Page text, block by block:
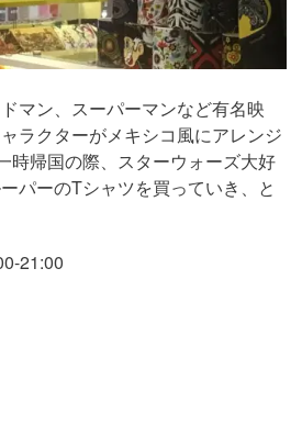
マン、スーパーマンなど有名映
ラクターがメキシコ風にアレンジ
時帰国の際、スターウォーズ大好
パーのTシャツを買っていき、と
21:00